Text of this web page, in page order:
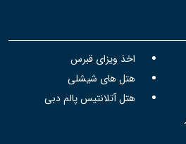
اخذ ویزای قبرس
هتل های شیشلی
هتل آتلانتیس پالم دبی